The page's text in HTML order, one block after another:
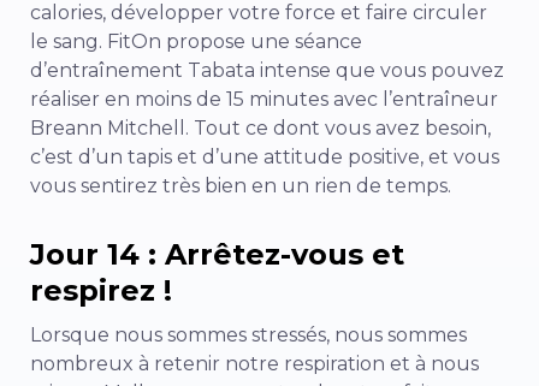
calories, développer votre force et faire circuler
le sang. FitOn propose une séance
d’entraînement Tabata intense que vous pouvez
réaliser en moins de 15 minutes avec l’entraîneur
Breann Mitchell. Tout ce dont vous avez besoin,
c’est d’un tapis et d’une attitude positive, et vous
vous sentirez très bien en un rien de temps.
Jour 14 : Arrêtez-vous et
respirez !
Lorsque nous sommes stressés, nous sommes
nombreux à retenir notre respiration et à nous